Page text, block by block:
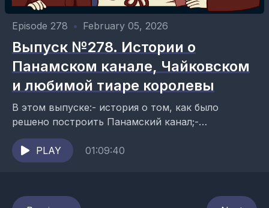
Episode 278 • February 05, 2026
Выпуск №278. Истории о
Панамском канале, Чайковском
и любимой тиаре королевы
В этом выпуске:- история о том, как было
решено построить Панамский канал;-
жизнеописание Петра Ильича Чайковского;-
рассказ о «Владимирской тиаре», любимой
тиаре королевы Елизаветы...
PLAY 01:09:40